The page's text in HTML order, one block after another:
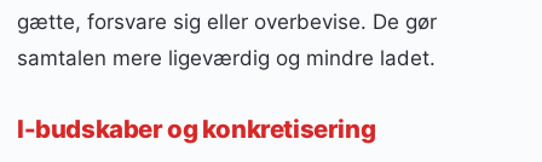
gætte, forsvare sig eller overbevise. De gør
samtalen mere ligeværdig og mindre ladet.
I-budskaber og konkretisering